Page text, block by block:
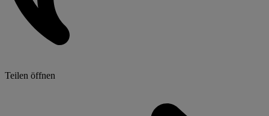
Teilen öffnen